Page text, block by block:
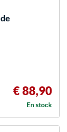
€ 88,90
En stock